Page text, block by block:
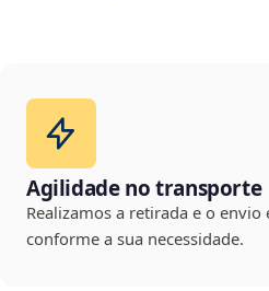
Agilidade no transporte
Realizamos a retirada e o
conforme a sua necessidade.